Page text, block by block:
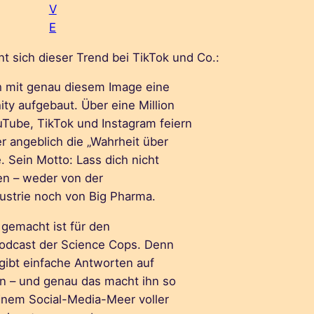
V
E
sich dieser Trend bei TikTok und Co.:
mit genau diesem Image eine
aufgebaut. Über eine Million
TikTok und Instagram feiern
angeblich die „Wahrheit über
Sein Motto: Lass dich nicht
– weder von der
noch von Big Pharma.
ist für den
der Science Cops. Denn
einfache Antworten auf
– und genau das macht ihn so
Social-Media-Meer voller